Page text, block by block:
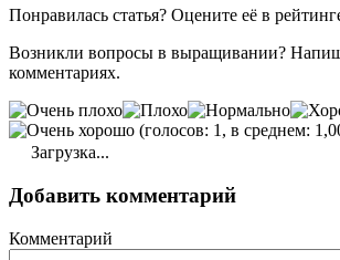
Понравилась статья? Оцените её в
Возникли вопросы в выращивании?
комментариях.
(голосов: 1, в среднем:
Загрузка...
Добавить комментарий
Комментарий